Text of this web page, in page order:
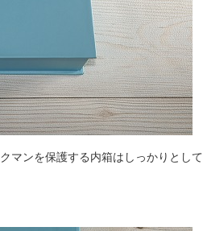
マンを保護する内箱はしっかりとして